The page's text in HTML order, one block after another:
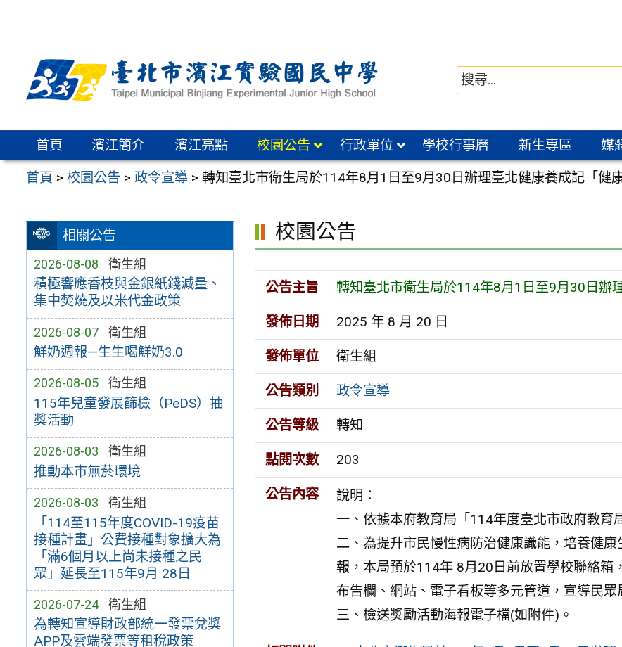
區
首頁 濱江簡介 濱江亮點 校園公告 行政單位 學校行事曆 新生專區 媒
首頁 >校園公告 >政令宣導 >轉知臺北市衛生局於114年8月1日至9月30日辦理臺北健康養成記「健
相關公告
2026-08-08 衛生組
積極響應香枝與金銀紙錢減量、
集中焚燒及以米代金政策
2026-08-07 衛生組
鮮奶週報—生生喝鮮奶3.0
2026-08-05 衛生組
115年兒童發展篩檢（PeDS）抽
獎活動
2026-08-03 衛生組
推動本市無菸環境
2026-08-03 衛生組
「114至115年度COVID-19疫苗
接種計畫」公費接種對象擴大為
「滿6個月以上尚未接種之民
眾」延長至115年9月 28日
2026-07-24 衛生組
為轉知宣導財政部統一發票兌獎
APP及雲端發票等租稅政策
校園公告
公告主旨 轉知臺北市衛生局於114年8月1日至9月30日辦
發佈日期 2025 年 8 月 20 日
發佈單位 衛生組
公告類別 政令宣導
公告等級 轉知
點閱次數 203
公告內容
說明：
一、依據本府教育局「114年度臺北市政府教育
二、為提升市民慢性病防治健康識能，培養健
報，本局預於114年 8月20日前放置學校聯絡
布告欄、網站、電子看板等多元管道，宣導民眾
三、檢送獎勵活動海報電子檔(如附件)。